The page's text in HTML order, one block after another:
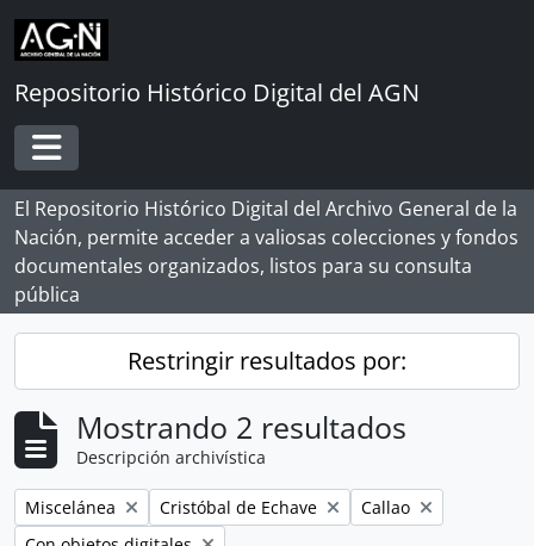
Skip to main content
Repositorio Histórico Digital del AGN
Toggle navigation
El Repositorio Histórico Digital del Archivo General de la
Nación, permite acceder a valiosas colecciones y fondos
documentales organizados, listos para su consulta
pública
Restringir resultados por:
Mostrando 2 resultados
Descripción archivística
Remove filter:
Miscelánea Remove filter:
Cristóbal de Echave Remove filter:
Callao